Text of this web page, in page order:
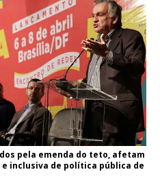
pela emenda do teto, afetam
inclusiva de política pública de